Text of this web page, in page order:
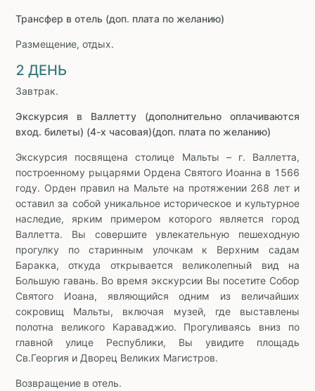
Трансфер в отель (доп. плата по желанию)
Размещение, отдых.
2 ДЕНЬ
Завтрак.
Экскурсия в Валлетту (дополнительно оплачиваются
вход. билеты) (4-х часовая)(доп. плата по желанию)
Экскурсия посвящена столице Мальты – г. Валлетта,
построенному рыцарями Ордена Святого Иоанна в 1566
году. Орден правил на Мальте на протяжении 268 лет и
оставил за собой уникальное историческое и культурное
наследие, ярким примером которого является город
Валлетта. Вы совершите увлекательную пешеходную
прогулку по старинным улочкам к Верхним садам
Баракка, откуда открывается великолепный вид на
Большую гавань. Во время экскурсии Вы посетите Собор
Святого Иоана, являющийся одним из величайших
сокровищ Мальты, включая музей, где выставлены
полотна великого Караваджио. Прогуливаясь вниз по
главной улице Республики, Вы увидите площадь
Св.Георгия и Дворец Великих Магистров.
Возвращение в отель.